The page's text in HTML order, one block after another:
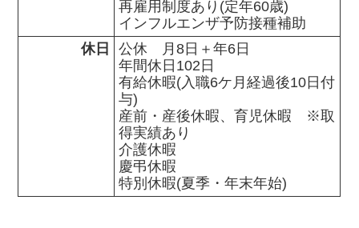
再雇用制度あり(定年60歳)
インフルエンザ予防接種補助
休日
公休　月8日＋年6日
年間休日102日
有給休暇(入職6ケ月経過後10日付
与)
産前・産後休暇、育児休暇　※取
得実績あり
介護休暇
慶弔休暇
特別休暇(夏季・年末年始)